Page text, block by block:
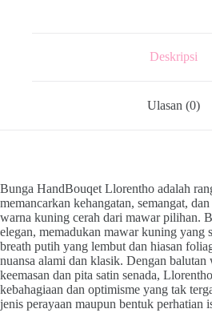
Deskripsi
Ulasan (0)
Bunga HandBouqet Llorentho adalah
memancarkan kehangatan, semangat,
warna kuning cerah dari mawar pilihan.
elegan, memadukan mawar kuning yang
breath putih yang lembut dan hiasan
nuansa alami dan klasik. Dengan
keemasan dan pita satin senada,
kebahagiaan dan optimisme yang tak
jenis perayaan maupun bentuk perhatian